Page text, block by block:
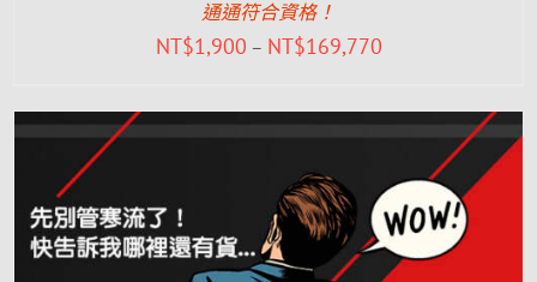
通通符合資格！
NT$1,900 – NT$169,770